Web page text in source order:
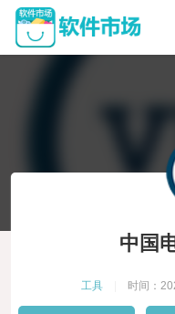
中国
工具 时间：